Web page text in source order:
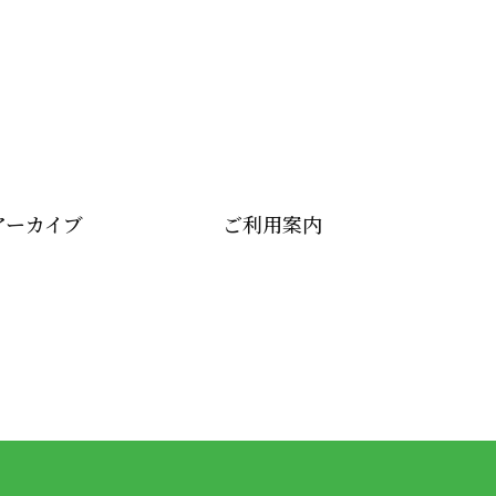
カイブ ご利用案内